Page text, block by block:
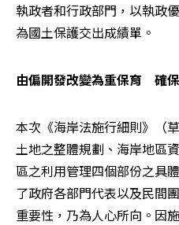
執政者和行政部門，以執政
為國土保護交出成績單。
由偏開發改變為重保育　確
本次《海岸法施行細則》（
土地之整體規劃、海岸地區
區之利用管理四個部份之具
了政府各部門代表以及民間
重要性，乃為人心所向。因